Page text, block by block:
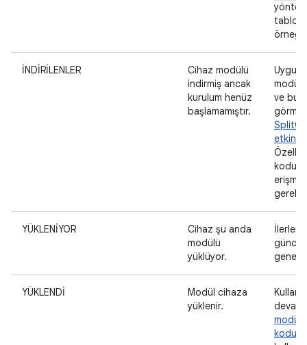
İNDİRİLENLER
Cihaz modülü
indirmiş ancak
kurulum henüz
başlamamıştır.
ve bu
Özellik
YÜKLENİYOR
Cihaz şu anda
modülü
yüklüyor.
YÜKLENDİ
Modül cihaza
yüklenir.
devam